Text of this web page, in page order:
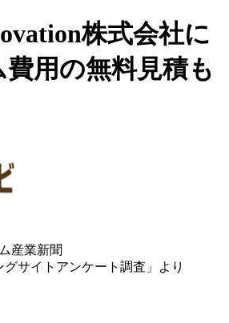
株式会社に
費用の無料見積も
産業新聞
グサイトアンケート調査」より